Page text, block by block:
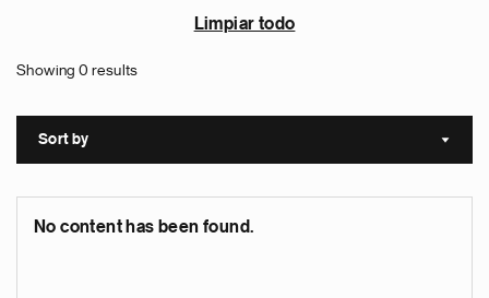
Limpiar todo
Showing 0 results
Sort by Sort
No content has been found.